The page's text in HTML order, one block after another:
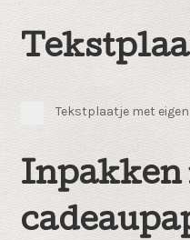
Tekstplaatje met
Inpakken